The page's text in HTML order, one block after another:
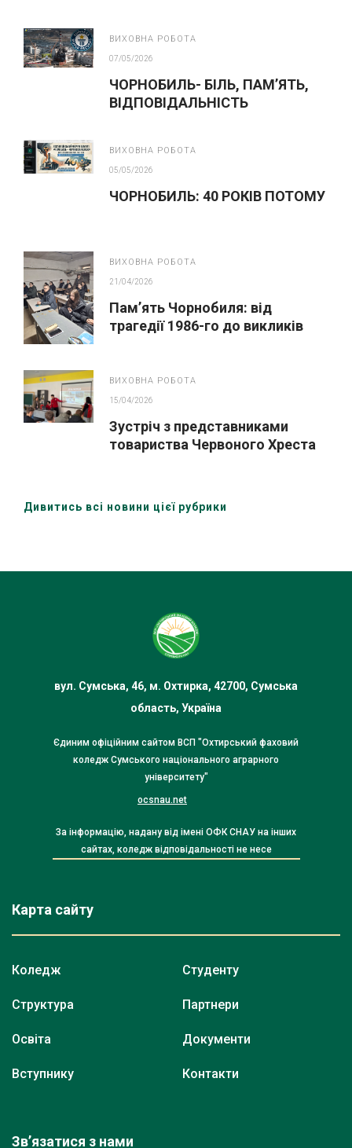
ВИХОВНА РОБОТА
07/05/2026
ЧОРНОБИЛЬ- БІЛЬ, ПАМ’ЯТЬ,
ВІДПОВІДАЛЬНІСТЬ
ВИХОВНА РОБОТА
05/05/2026
ЧОРНОБИЛЬ: 40 РОКІВ ПОТОМУ
ВИХОВНА РОБОТА
21/04/2026
Пам’ять Чорнобиля: від
трагедії 1986-го до викликів
ВИХОВНА РОБОТА
15/04/2026
Зустріч з представниками
товариства Червоного Хреста
Дивитись всі новини цієї рубрики
вул. Сумська, 46, м. Охтирка, 42700, Сумська
область, Україна
Єдиним офіційним сайтом ВСП "Охтирський фаховий
коледж Сумського національного аграрного
університету"
ocsnau.net
За інформацію, надану від імені ОФК СНАУ на інших
сайтах, коледж відповідальності не несе
Карта сайту
Коледж
Структура
Освіта
Вступнику
Студенту
Партнери
Документи
Контакти
Зв’язатися з нами